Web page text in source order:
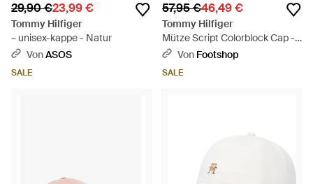
29,90 €23,99 €
Tommy Hilfiger
– unisex-kappe - Natur
VonASOS
SALE
57,95 €46,49 €
Tommy Hilfiger
Mütze Script Colorblock Cap -
RotVon Footshop
SALE